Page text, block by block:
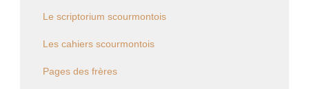
Le scriptorium scourmontois
Les cahiers scourmontois
Pages des frères